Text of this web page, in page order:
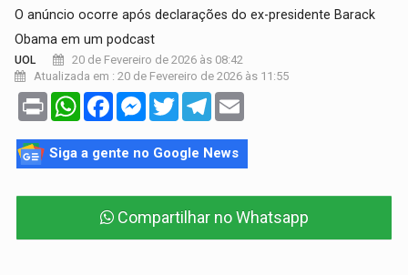
O anúncio ocorre após declarações do ex-presidente Barack
Obama em um podcast
UOL
20 de Fevereiro de 2026 às 08:42
Atualizada em : 20 de Fevereiro de 2026 às 11:55
Print WhatsAppFacebookMessenger
TwitterTelegram
Siga a gente no Google News
Compartilhar no Whatsapp